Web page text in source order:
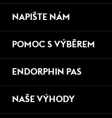
NAPIŠTE NÁM
POMOC S VÝBĚREM
ENDORPHIN PAS
NAŠE VÝHODY